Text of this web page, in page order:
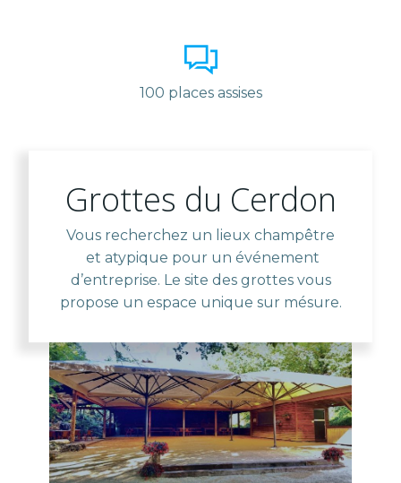
100 places assises
Grottes du Cerdon
Vous recherchez un lieux champêtre
et atypique pour un événement
d’entreprise. Le site des grottes vous
propose un espace unique sur mésure.